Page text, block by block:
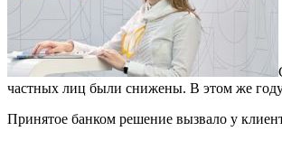
частных лиц были снижены. В этом же
Принятое банком решение вызвало у